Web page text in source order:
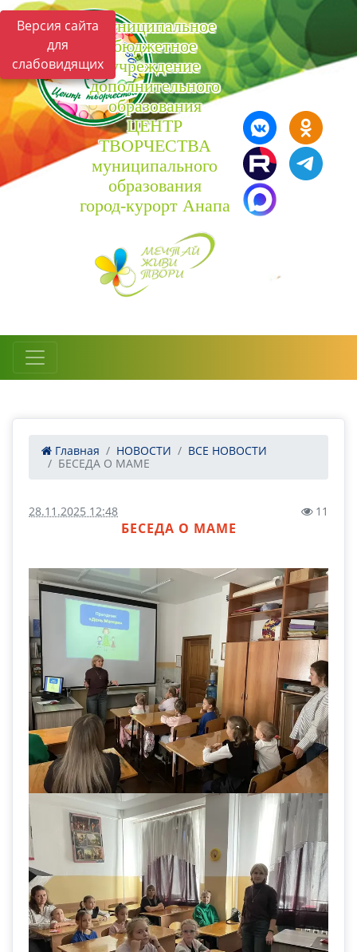
Версия сайта
для
слабовидящих
Муниципальное
бюджетное
учреждение
дополнительного
образования
ЦЕНТР
ТВОРЧЕСТВА
муниципального
образования
город-курорт Анапа
Главная НОВОСТИ
ВСЕ НОВОСТИ
БЕСЕДА О МАМЕ
28.11.2025 12:48 11
БЕСЕДА О МАМЕ